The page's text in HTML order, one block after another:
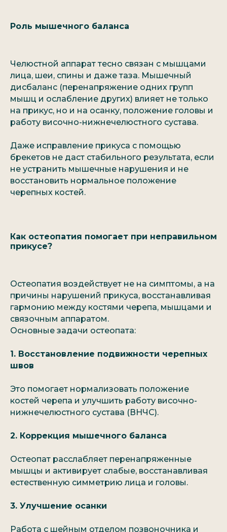
Роль мышечного баланса
Челюстной аппарат тесно связан с мышцами
лица, шеи, спины и даже таза. Мышечный
дисбаланс (перенапряжение одних групп
мышц и ослабление других) влияет не только
на прикус, но и на осанку, положение головы и
работу височно-нижнечелюстного сустава.
Даже исправление прикуса с помощью
брекетов не даст стабильного результата, если
не устранить мышечные нарушения и не
восстановить нормальное положение
черепных костей.
Как остеопатия помогает при неправильном
прикусе?
Остеопатия воздействует не на симптомы, а на
причины нарушений прикуса, восстанавливая
гармонию между костями черепа, мышцами и
связочным аппаратом.
Основные задачи остеопата:
1. Восстановление подвижности черепных
швов
Это помогает нормализовать положение
костей черепа и улучшить работу височно-
нижнечелюстного сустава (ВНЧС).
2. Коррекция мышечного баланса
Остеопат расслабляет перенапряженные
мышцы и активирует слабые, восстанавливая
естественную симметрию лица и головы.
3. Улучшение осанки
Работа с шейным отделом позвоночника и